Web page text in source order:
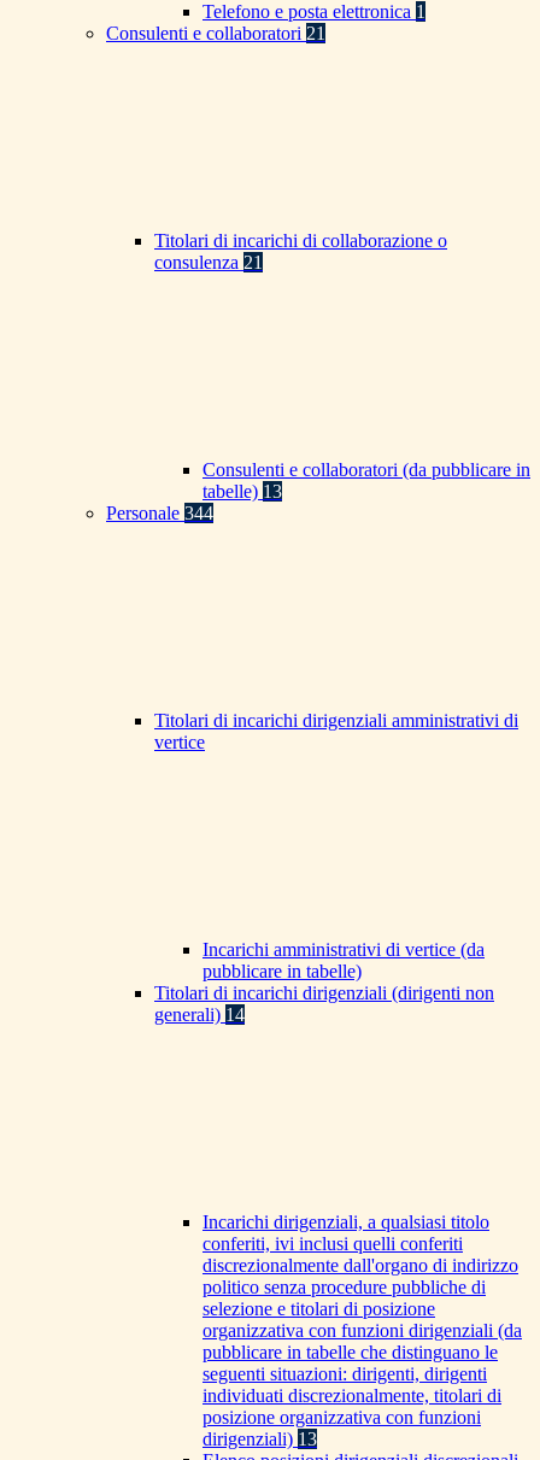
Telefono e posta elettronica 1
Consulenti e collaboratori 21
Titolari di incarichi di collaborazione o
consulenza 21
Consulenti e collaboratori (da pubblicare in
tabelle) 13
Personale 344
Titolari di incarichi dirigenziali amministrativi di
vertice
Incarichi amministrativi di vertice (da
pubblicare in tabelle)
Titolari di incarichi dirigenziali (dirigenti non
generali) 14
Incarichi dirigenziali, a qualsiasi titolo
conferiti, ivi inclusi quelli conferiti
discrezionalmente dall'organo di indirizzo
politico senza procedure pubbliche di
selezione e titolari di posizione
organizzativa con funzioni dirigenziali (da
pubblicare in tabelle che distinguano le
seguenti situazioni: dirigenti, dirigenti
individuati discrezionalmente, titolari di
posizione organizzativa con funzioni
dirigenziali) 13